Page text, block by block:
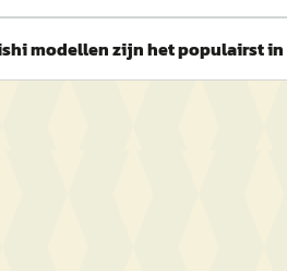
modellen zijn het populairst in